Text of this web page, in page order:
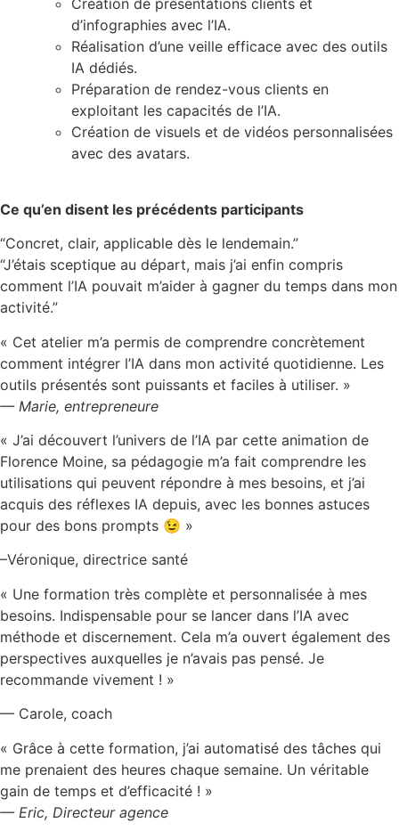
Création de présentations clients et
d’infographies avec l’IA.
Réalisation d’une veille efficace avec des outils
IA dédiés.
Préparation de rendez-vous clients en
exploitant les capacités de l’IA.
Création de visuels et de vidéos personnalisées
avec des avatars.
Ce qu’en disent les précédents participants
“Concret, clair, applicable dès le lendemain.”
“J’étais sceptique au départ, mais j’ai enfin compris
comment l’IA pouvait m’aider à gagner du temps dans mon
activité.”
« Cet atelier m’a permis de comprendre concrètement
comment intégrer l’IA dans mon activité quotidienne. Les
outils présentés sont puissants et faciles à utiliser. »
— Marie, entrepreneure
« J’ai découvert l’univers de l’IA par cette animation de
Florence Moine, sa pédagogie m’a fait comprendre les
utilisations qui peuvent répondre à mes besoins, et j’ai
acquis des réflexes IA depuis, avec les bonnes astuces
pour des bons prompts 😉 »
–Véronique, directrice santé
« Une formation très complète et personnalisée à mes
besoins. Indispensable pour se lancer dans l’IA avec
méthode et discernement. Cela m’a ouvert également des
perspectives auxquelles je n’avais pas pensé. Je
recommande vivement ! »
— Carole, coach
« Grâce à cette formation, j’ai automatisé des tâches qui
me prenaient des heures chaque semaine. Un véritable
gain de temps et d’efficacité ! »
— Eric, Directeur agence